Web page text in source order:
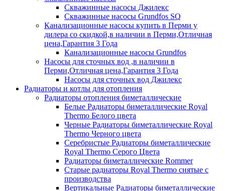
Скважинные насосы Джилекс
Скважинные насосы Grundfos SQ
Канализационные насосы купить в Перми у
дилера со скидкой,в наличии в Перми,Отличная
цена,Гарантия 3 Года
Канализационные насосы Grundfos
Насосы для сточных вод ,в наличии в
Перми,Отличная цена,Гарантия 3 Года
Насосы для сточных вод Джилекс
Радиаторы и котлы для отопления
Радиаторы отопления биметаллические
Белые Радиаторы биметаллические Royal
Thermo Белого цвета
Черные Радиаторы биметаллические Royal
Thermo Черного цвета
Серебристые Радиаторы биметаллические
Royal Thermo Серого Цвета
Радиаторы биметаллические Rommer
Старые радиаторы Royal Thermo снятые с
производства
Вертикальные Радиаторы биметаллические